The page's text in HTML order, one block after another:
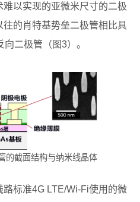
以实现的亚微米尺寸的二极
的肖特基势垒二极管相比具
二极管（图3）。
的截面结构与纳米线晶体
标准4G LTE/Wi-Fi使用的微